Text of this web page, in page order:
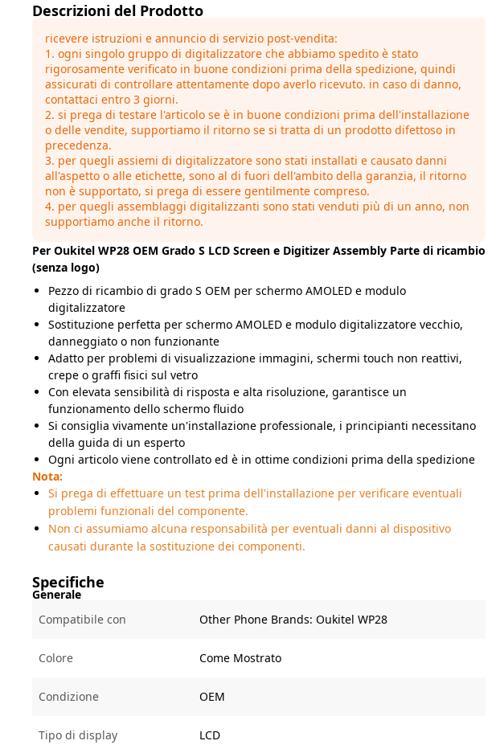
Descrizioni del Prodotto
ricevere istruzioni e annuncio di servizio post-vendita:
1. ogni singolo gruppo di digitalizzatore che abbiamo spedito è stato
rigorosamente verificato in buone condizioni prima della spedizione, quindi
assicurati di controllare attentamente dopo averlo ricevuto. in caso di danno,
contattaci entro 3 giorni.
2. si prega di testare l'articolo se è in buone condizioni prima dell'installazione
o delle vendite, supportiamo il ritorno se si tratta di un prodotto difettoso in
precedenza.
3. per quegli assiemi di digitalizzatore sono stati installati e causato danni
all'aspetto o alle etichette, sono al di fuori dell'ambito della garanzia, il ritorno
non è supportato, si prega di essere gentilmente compreso.
4. per quegli assemblaggi digitalizzanti sono stati venduti più di un anno, non
supportiamo anche il ritorno.
Per Oukitel WP28 OEM Grado S LCD Screen e Digitizer Assembly Parte di ricambio
(senza logo)
Pezzo di ricambio di grado S OEM per schermo AMOLED e modulo
digitalizzatore
Sostituzione perfetta per schermo AMOLED e modulo digitalizzatore vecchio,
danneggiato o non funzionante
Adatto per problemi di visualizzazione immagini, schermi touch non reattivi,
crepe o graffi fisici sul vetro
Con elevata sensibilità di risposta e alta risoluzione, garantisce un
funzionamento dello schermo fluido
Si consiglia vivamente un'installazione professionale, i principianti necessitano
della guida di un esperto
Ogni articolo viene controllato ed è in ottime condizioni prima della spedizione
Nota:
Si prega di effettuare un test prima dell'installazione per verificare eventuali
problemi funzionali del componente.
Non ci assumiamo alcuna responsabilità per eventuali danni al dispositivo
causati durante la sostituzione dei componenti.
Specifiche
Generale
Compatibile con
Other Phone Brands: Oukitel WP28
Colore Come Mostrato
Condizione OEM
Tipo di display LCD